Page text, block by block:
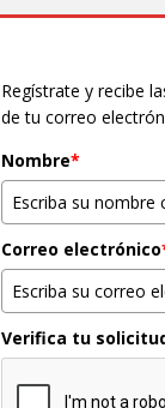
Regístrate y recibe
de tu correo
Nombre*
Correo electrónico
Verifica tu